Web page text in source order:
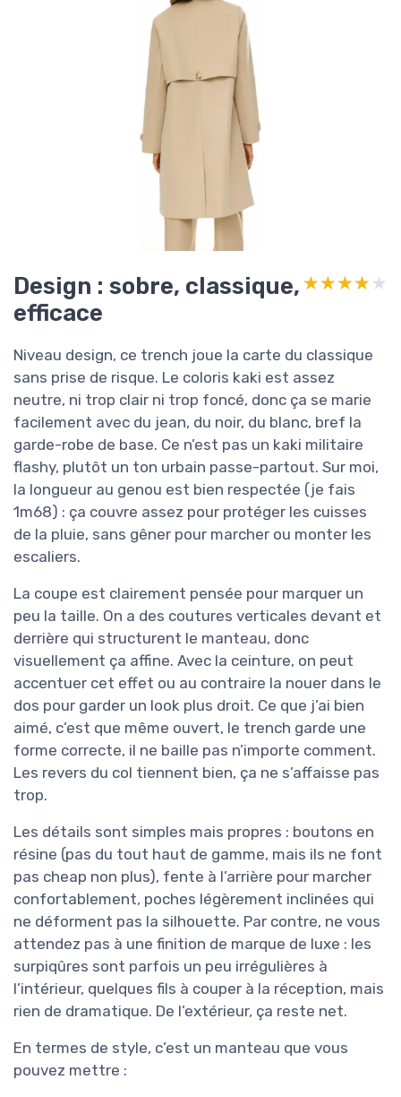
Design : sobre, classique,
efficace
★★★★★
★★★★★
Niveau design, ce trench joue la carte du classique
sans prise de risque. Le coloris kaki est assez
neutre, ni trop clair ni trop foncé, donc ça se marie
facilement avec du jean, du noir, du blanc, bref la
garde-robe de base. Ce n’est pas un kaki militaire
flashy, plutôt un ton urbain passe-partout. Sur moi,
la longueur au genou est bien respectée (je fais
1m68) : ça couvre assez pour protéger les cuisses
de la pluie, sans gêner pour marcher ou monter les
escaliers.
La coupe est clairement pensée pour marquer un
peu la taille. On a des coutures verticales devant et
derrière qui structurent le manteau, donc
visuellement ça affine. Avec la ceinture, on peut
accentuer cet effet ou au contraire la nouer dans le
dos pour garder un look plus droit. Ce que j’ai bien
aimé, c’est que même ouvert, le trench garde une
forme correcte, il ne baille pas n’importe comment.
Les revers du col tiennent bien, ça ne s’affaisse pas
trop.
Les détails sont simples mais propres : boutons en
résine (pas du tout haut de gamme, mais ils ne font
pas cheap non plus), fente à l’arrière pour marcher
confortablement, poches légèrement inclinées qui
ne déforment pas la silhouette. Par contre, ne vous
attendez pas à une finition de marque de luxe : les
surpiqûres sont parfois un peu irrégulières à
l’intérieur, quelques fils à couper à la réception, mais
rien de dramatique. De l’extérieur, ça reste net.
En termes de style, c’est un manteau que vous
pouvez mettre :